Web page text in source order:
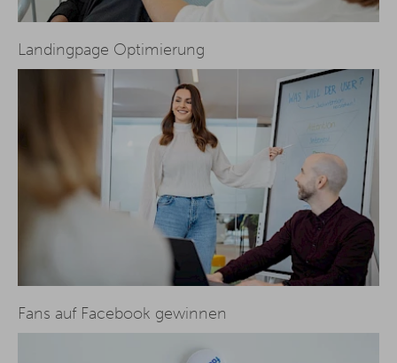
Landingpage Optimierung
Fans auf Facebook gewinnen